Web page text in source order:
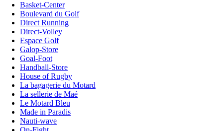
Basket-Center
Boulevard du Golf
Direct Running
Direct-Volley
Espace Golf
Galop-Store
Goal-Foot
Handball-Store
House of Rugby
La bagagerie du Motard
La sellerie de Maé
Le Motard Bleu
Made in Paradis
Nauti-wave